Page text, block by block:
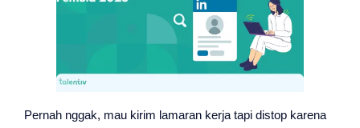
Pernah nggak, mau kirim lamaran kerja tapi distop karena